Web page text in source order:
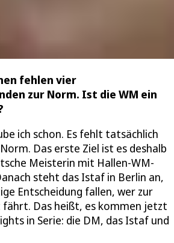
fehlen vier
zur Norm. Ist die WM ein
ich schon. Es fehlt tatsächlich
Das erste Ziel ist es deshalb
Meisterin mit Hallen-WM-
steht das Istaf in Berlin an,
Entscheidung fallen, wer zur
Das heißt, es kommen jetzt
in Serie: die DM, das Istaf und